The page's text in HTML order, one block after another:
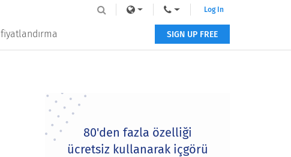
fiyatlandırma
Log In
SIGN UP FREE
Primary
Sidebar80'den fazla özelliği
ücretsiz kullanarak içgörü